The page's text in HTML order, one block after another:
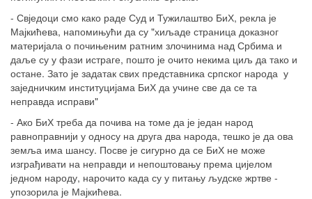
- Свједоци смо како раде Суд и Тужилаштво БиХ, рекла је
Мајкићева, напомињући да су "хиљаде страница доказног
материјала о почињеним ратним злочинима над Србима и
даље су у фази истраге, пошто је очито некима циљ да тако и
остане. Зато је задатак свих представника српског народа у
заједничким институцијама БиХ да учине све да се та
неправда исправи"
- Ако БиХ треба да почива на томе да је један народ
равноправнији у односу на друга два народа, тешко је да ова
земља има шансу. Посве је сигурно да се БиХ не може
изграђивати на неправди и непоштовању према цијелом
једном народу, нарочито када су у питању људске жртве -
упозорила је Мајкићева.